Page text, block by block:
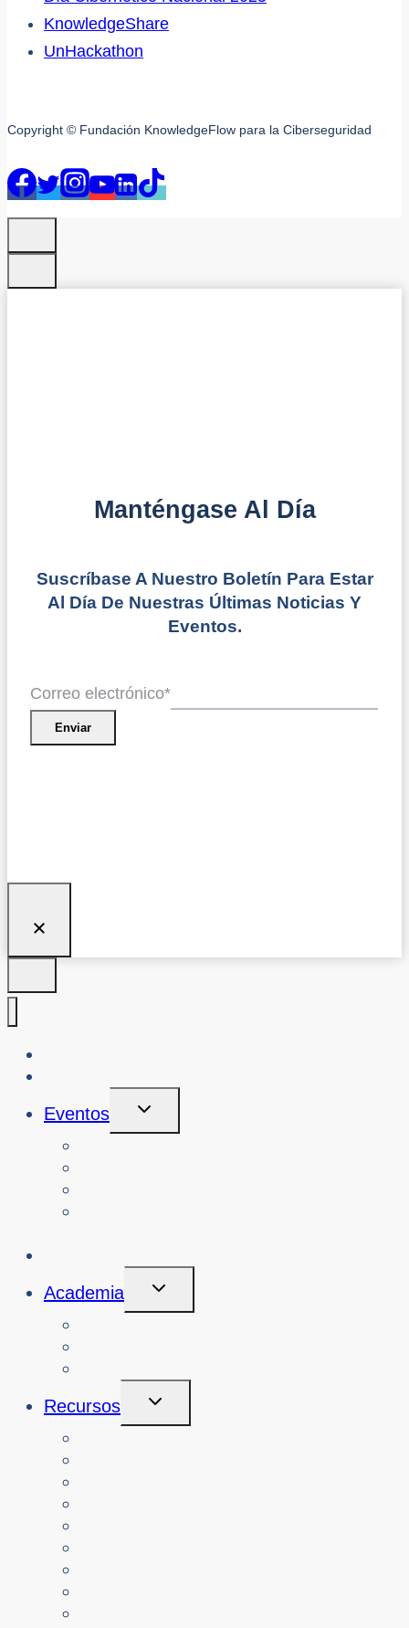
KnowledgeShare
UnHackathon
Copyright © Fundación KnowledgeFlow para la Ciberseguridad
Manténgase Al Día
Suscríbase A Nuestro Boletín Para Estar
Al Día De Nuestras Últimas Noticias Y
Eventos.
Correo electrónico*
Enviar
Eventos
Alternar
Hijo
Academia
Alternar
Hijo
Recursos
Alternar
Hijo